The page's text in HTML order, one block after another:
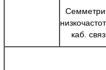
каб.